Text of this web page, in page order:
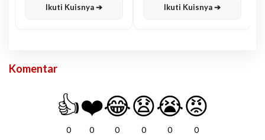
Ikuti Kuisnya ➔ Ikuti Kuisnya ➔
Komentar
👍
0
❤️
0
😂
0
😧
0
😭
0
😡
0